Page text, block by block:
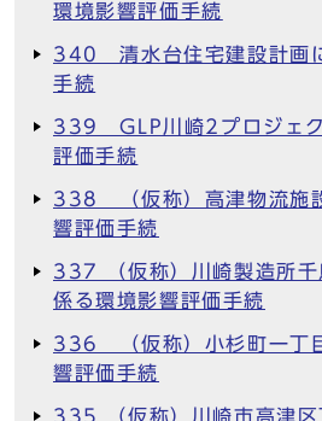
環境影響評価手続
340 清水台住宅建設計画
手続
339 GLP川崎2プロジェク
評価手続
338 （仮称）高津物流施
響評価手続
337 （仮称）川崎製造所千
係る環境影響評価手続
336 （仮称）小杉町一丁
響評価手続
335 （仮称）川崎市高津区